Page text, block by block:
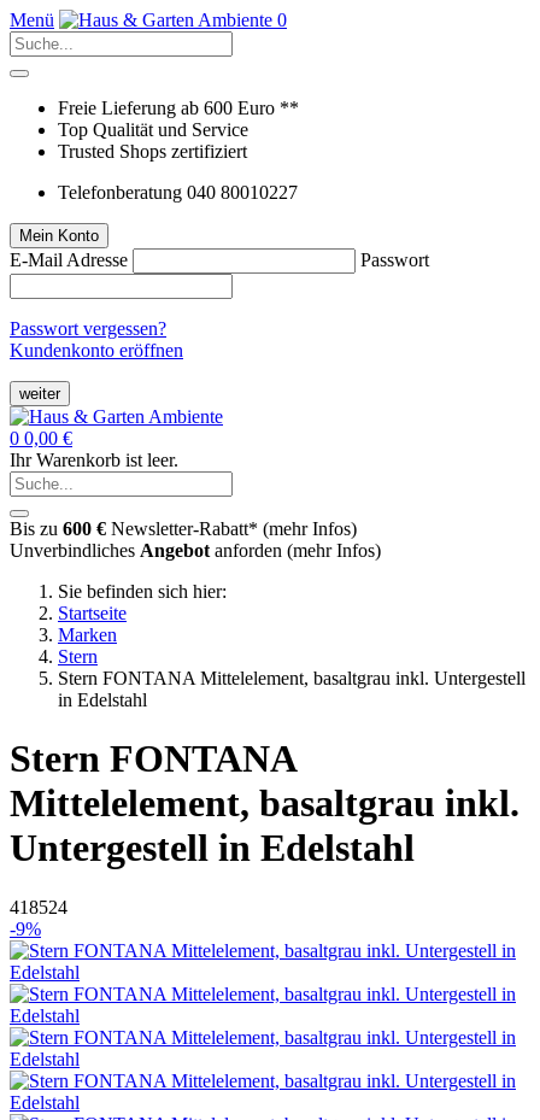
Menü 0
Freie Lieferung ab 600 Euro **
Top Qualität und Service
Trusted Shops zertifiziert
Telefonberatung 040 80010227
Mein Konto
E-Mail Adresse Passwort
Passwort vergessen?
Kundenkonto eröffnen
weiter
0 0,00 €
Ihr Warenkorb ist leer.
Bis zu 600 € Newsletter-Rabatt* (mehr Infos)
Unverbindliches Angebot anforden (mehr Infos)
Sie befinden sich hier:
Startseite
Marken
Stern
Stern FONTANA Mittelelement, basaltgrau inkl. Untergestell
in Edelstahl
Stern FONTANA
Mittelelement, basaltgrau inkl.
Untergestell in Edelstahl
418524
-9%